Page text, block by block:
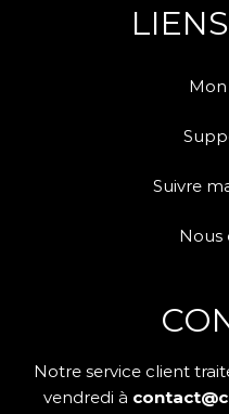
Suivre
Nous
Notre service client
vendredi à